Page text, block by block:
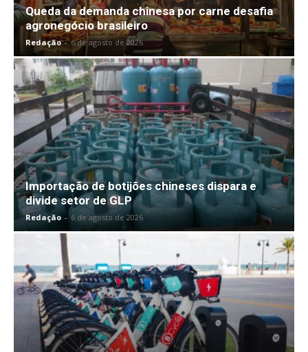
Queda da demanda chinesa por carne desafia
agronegócio brasileiro
Redação - 6 de agosto de 2026
Importação de botijões chineses dispara e
divide setor de GLP
Redação - 6 de agosto de 2026